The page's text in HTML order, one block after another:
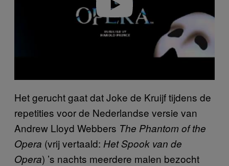
Het gerucht gaat dat Joke de Kruijf tijdens de
repetities voor de Nederlandse versie van
Andrew Lloyd Webbers The Phantom of the
Opera (vrij vertaald: Het Spook van de
Opera) ’s nachts meerdere malen bezocht